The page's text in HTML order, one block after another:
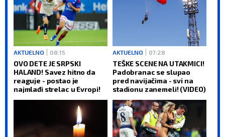
AKTUELNO 08:15
OVO DETE JE SRPSKI
HALAND! Savez hitno da
reaguje - postao je
najmlađi strelac u Evropi!
AKTUELNO 07:28
TEŠKE SCENE NA UTAKMICI!
Padobranac se slupao
pred navijačima - svi na
stadionu zanemeli! (VIDEO)